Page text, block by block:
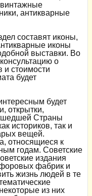
винтажные
антикварные
составят иконы,
иконы
выставки. Во
о
и стоимости
будет
будет
открытки,
Страны
историков, так и
вещей.
относящиеся к
годам. Советские
издания
фабрик и
жизнь людей в те
из них